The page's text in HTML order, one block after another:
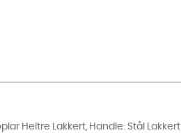
Heltre Lakkert, Handle: Stål Lakkert